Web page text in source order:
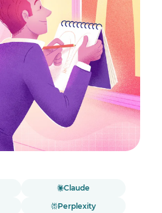
Claude
Perplexity